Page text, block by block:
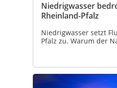
Niedrigwasser
Rheinland-Pfalz
Niedrigwasser setzt
Pfalz zu. Warum der